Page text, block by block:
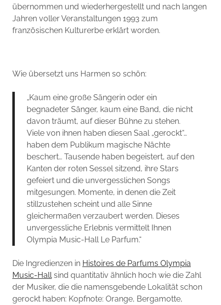
übernommen und wiederhergestellt und nach langen
Jahren voller Veranstaltungen 1993 zum
französischen Kulturerbe erklärt worden.
Wie übersetzt uns Harmen so schön:
„Kaum eine große Sängerin oder ein
begnadeter Sänger, kaum eine Band, die nicht
davon träumt, auf dieser Bühne zu stehen.
Viele von ihnen haben diesen Saal „gerockt“…
haben dem Publikum magische Nächte
beschert… Tausende haben begeistert, auf den
Kanten der roten Sessel sitzend, ihre Stars
gefeiert und die unvergesslichen Songs
mitgesungen. Momente, in denen die Zeit
stillzustehen scheint und alle Sinne
gleichermaßen verzaubert werden. Dieses
unvergessliche Erlebnis vermittelt Ihnen
Olympia Music-Hall Le Parfum.“
Die Ingredienzen in Histoires de Parfums Olympia
Music-Hallsind quantitativ ähnlich hoch wie die Zahl
der Musiker, die die namensgebende Lokalität schon
gerockt haben: Kopfnote: Orange, Bergamotte,